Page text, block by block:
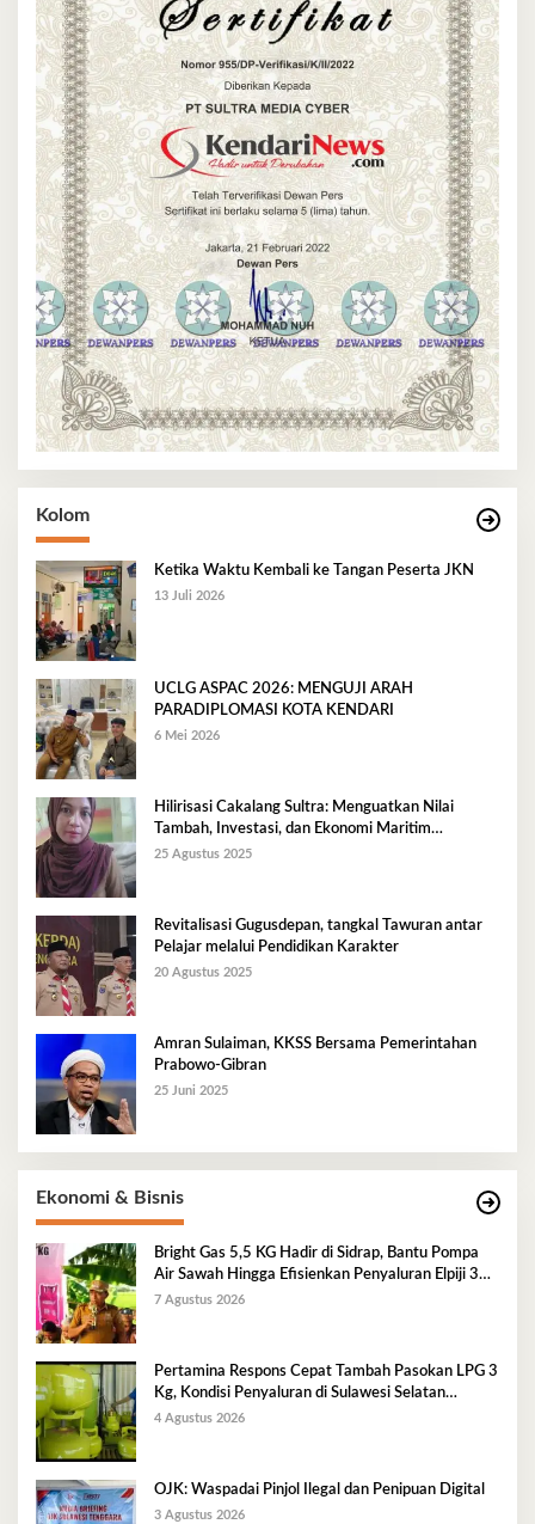
Kolom
Ketika Waktu Kembali ke Tangan Peserta JKN
13 Juli 2026
UCLG ASPAC 2026: MENGUJI ARAH
PARADIPLOMASI KOTA KENDARI
6 Mei 2026
Hilirisasi Cakalang Sultra: Menguatkan Nilai
Tambah, Investasi, dan Ekonomi Maritim
Berkelanjutan
25 Agustus 2025
Revitalisasi Gugusdepan, tangkal Tawuran antar
Pelajar melalui Pendidikan Karakter
20 Agustus 2025
Amran Sulaiman, KKSS Bersama Pemerintahan
Prabowo-Gibran
25 Juni 2025
Ekonomi & Bisnis
Bright Gas 5,5 KG Hadir di Sidrap, Bantu Pompa
Air Sawah Hingga Efisienkan Penyaluran Elpiji 3
Kg
7 Agustus 2026
Pertamina Respons Cepat Tambah Pasokan LPG 3
Kg, Kondisi Penyaluran di Sulawesi Selatan
Berlangsung Kondusif
4 Agustus 2026
OJK: Waspadai Pinjol Ilegal dan Penipuan Digital
3 Agustus 2026